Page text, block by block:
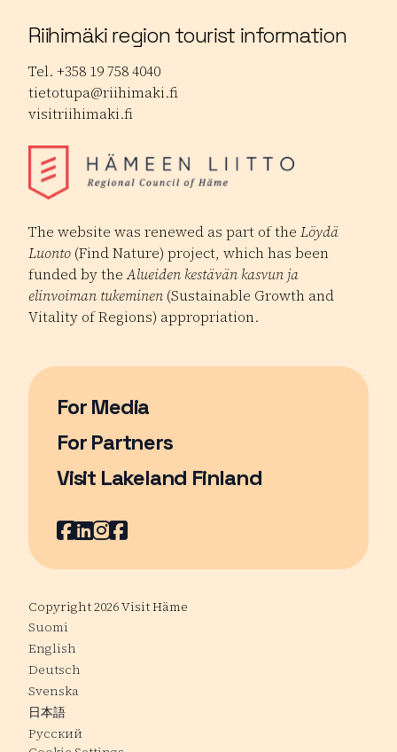
Riihimäki region tourist information
Tel. +358 19 758 4040
tietotupa@riihimaki.fi
visitriihimaki.fi
The website was renewed as part of the Löydä
Luonto (Find Nature) project, which has been
funded by theAlueiden kestävän kasvun ja
elinvoiman tukeminen (Sustainable Growth and
Vitality of Regions) appropriation.
For Media
For Partners
Visit Lakeland Finland
Page opens in a new window
Facebook
Page opens in a new window
LinkedIn
Page opens in a new window
Instagram
Page opens in a new window
Youtube
Page opens in a new window
Copyright 2026 Visit Häme
Suomi
English
Deutsch
Svenska
日本語
Русский